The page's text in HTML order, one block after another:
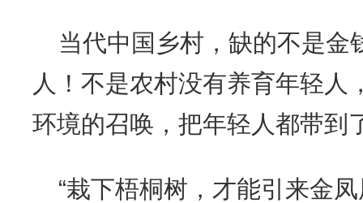
当代中国乡村，缺的不是金
人！不是农村没有养育年轻人
环境的召唤，把年轻人都带到
“栽下梧桐树，才能引来金